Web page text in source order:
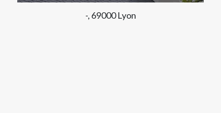
-, 69000 Lyon